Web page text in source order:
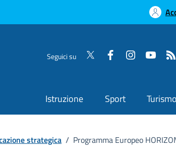
Seguici su
Istruzione Sport Turismo
strategica / Programma Europeo